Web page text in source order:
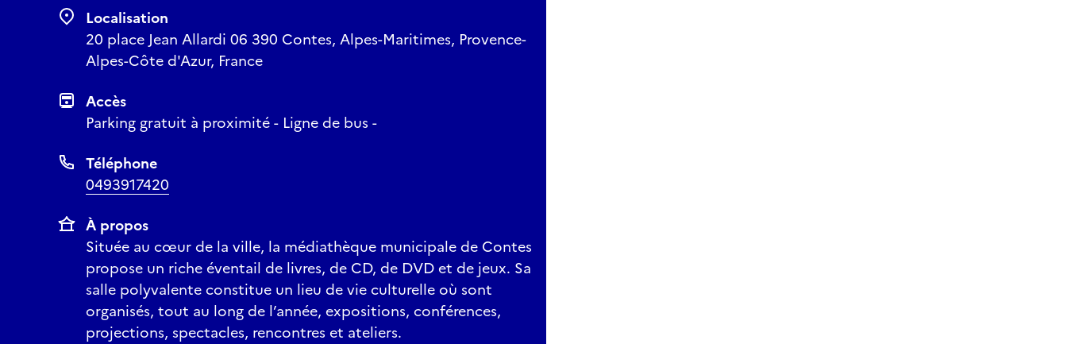
Localisation
20 place Jean Allardi 06 390 Contes, Alpes-Maritimes, Provence-
Alpes-Côte d'Azur, France
Accès
Parking gratuit à proximité - Ligne de bus -
Téléphone
0493917420
À propos
Située au cœur de la ville, la médiathèque municipale de Contes
propose un riche éventail de livres, de CD, de DVD et de jeux. Sa
salle polyvalente constitue un lieu de vie culturelle où sont
organisés, tout au long de l’année, expositions, conférences,
projections, spectacles, rencontres et ateliers.